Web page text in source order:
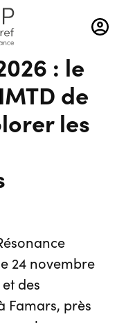
: le
de
les
24 novembre
des
Famars, près